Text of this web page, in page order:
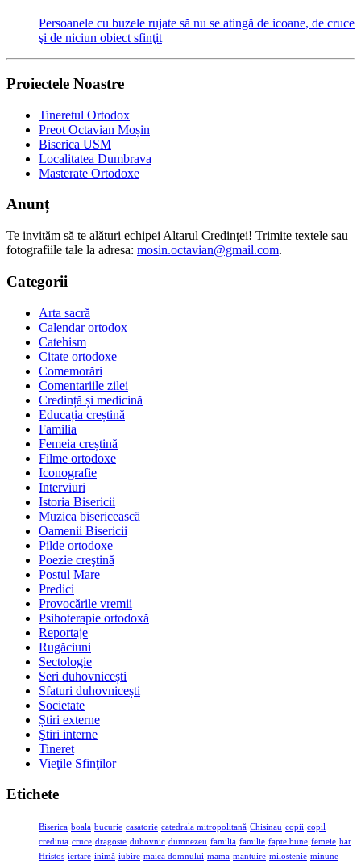
Persoanele cu buzele rujate să nu se atingă de icoane, de cruce
şi de niciun obiect sfinţit
Proiectele Noastre
Tineretul Ortodox
Preot Octavian Moșin
Biserica USM
Localitatea Dumbrava
Masterate Ortodoxe
Anunț
Te invităm să te alături echipei Altarul Credinţei! Trimite textele sau
fotografiile tale la adresa: mosin.octavian@gmail.com.
Categorii
Arta sacră
Calendar ortodox
Catehism
Citate ortodoxe
Comemorări
Comentariile zilei
Credință și medicină
Educația creștină
Familia
Femeia creștină
Filme ortodoxe
Iconografie
Interviuri
Istoria Bisericii
Muzica bisericească
Oamenii Bisericii
Pilde ortodoxe
Poezie creştină
Postul Mare
Predici
Provocările vremii
Psihoterapie ortodoxă
Reportaje
Rugăciuni
Sectologie
Seri duhovnicești
Sfaturi duhovnicești
Societate
Știri externe
Ştiri interne
Tineret
Vieţile Sfinţilor
Etichete
Biserica boala bucurie casatorie catedrala mitropolitană Chisinau copii copil
credinta cruce dragoste duhovnic dumnezeu familia familie fapte bune femeie har
Hristos iertare inimă iubire maica domnului mama mantuire milostenie minune